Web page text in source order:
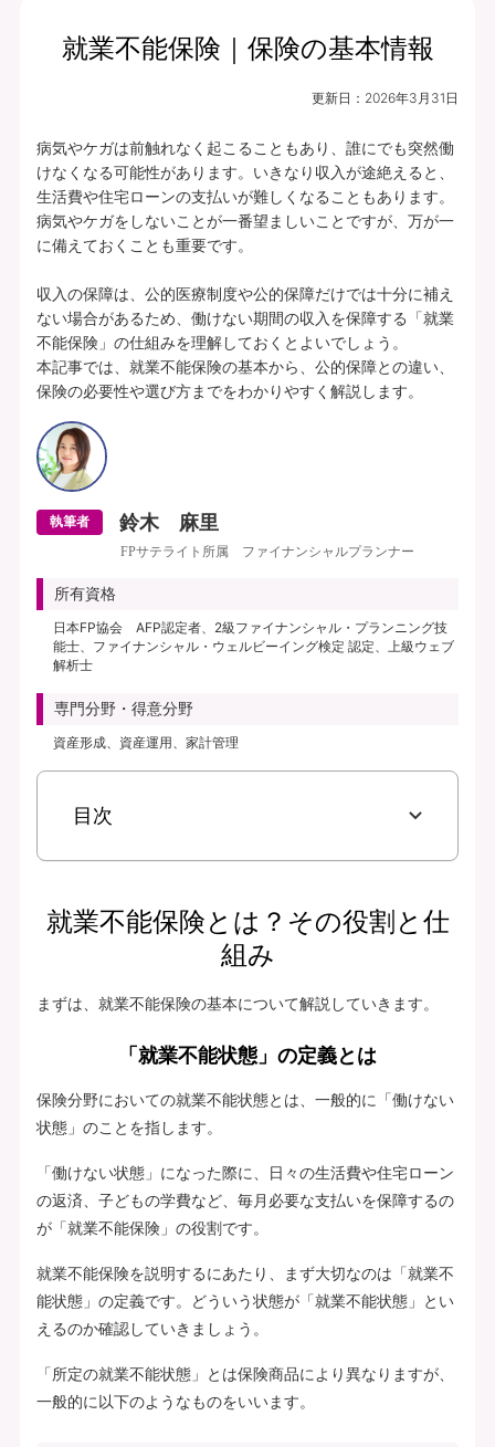
就業不能保険｜保険の基本情報
更新日： 2026年3月31日
病気やケガは前触れなく起こることもあり、誰にでも突然働
けなくなる可能性があります。いきなり収入が途絶えると、
生活費や住宅ローンの支払いが難しくなることもあります。
病気やケガをしないことが一番望ましいことですが、万が一
に備えておくことも重要です。
収入の保障は、公的医療制度や公的保障だけでは十分に補え
ない場合があるため、働けない期間の収入を保障する「就業
不能保険」の仕組みを理解しておくとよいでしょう。
本記事では、就業不能保険の基本から、公的保障との違い、
執筆者 鈴木 麻里
FPサテライト所属 ファイナンシャルプランナー
所有資格
日本FP協会 AFP認定者、2級ファイナンシャル・プランニング技
能士、ファイナンシャル・ウェルビーイング検定 認定、上級ウェブ
解析士
専門分野・得意分野
資産形成、資産運用、家計管理
目次
就業不能保険とは？その役割と仕
組み
まずは、就業不能保険の基本について解説していきます。
「就業不能状態」の定義とは
保険分野においての就業不能状態とは、一般的に「働けない
状態」のことを指します。
「働けない状態」になった際に、日々の生活費や住宅ローン
の返済、子どもの学費など、毎月必要な支払いを保障するの
が「就業不能保険」の役割です。
就業不能保険を説明するにあたり、まず大切なのは「就業不
能状態」の定義です。どういう状態が「就業不能状態」とい
えるのか確認していきましょう。
「所定の就業不能状態」とは保険商品により異なりますが、
一般的に以下のようなものをいいます。